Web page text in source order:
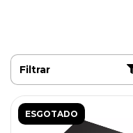
Filtrar
ESGOTADO